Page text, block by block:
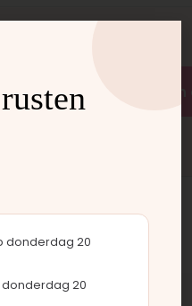
donderdag 20
donderdag 20